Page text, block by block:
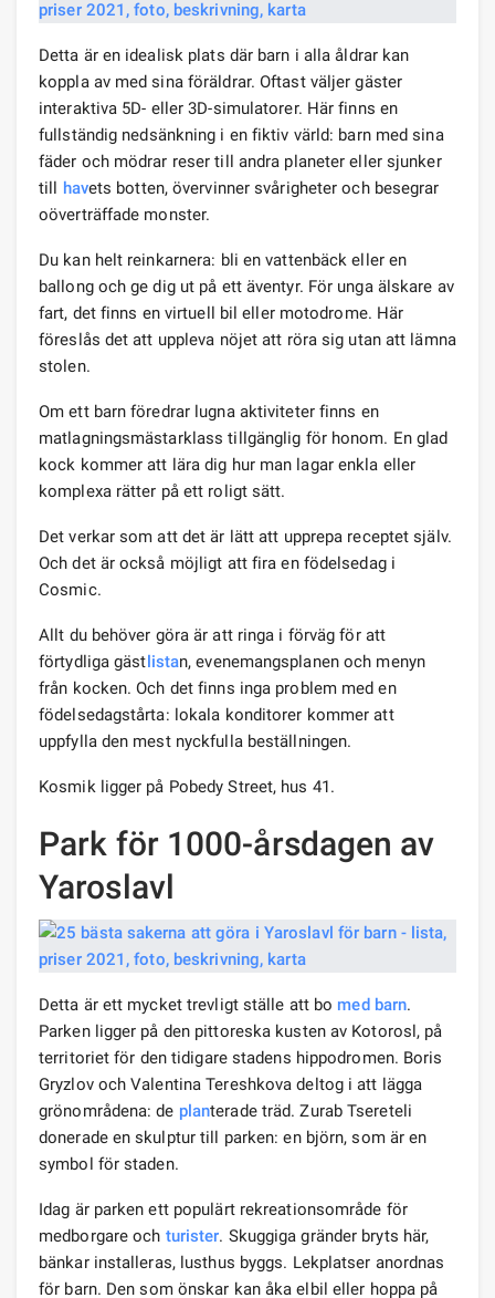
Detta är en idealisk plats där barn i alla åldrar kan
koppla av med sina föräldrar. Oftast väljer gäster
interaktiva 5D- eller 3D-simulatorer. Här finns en
fullständig nedsänkning i en fiktiv värld: barn med sina
fäder och mödrar reser till andra planeter eller sjunker
till havets botten, övervinner svårigheter och besegrar
oöverträffade monster.
Du kan helt reinkarnera: bli en vattenbäck eller en
ballong och ge dig ut på ett äventyr. För unga älskare av
fart, det finns en virtuell bil eller motodrome. Här
föreslås det att uppleva nöjet att röra sig utan att lämna
stolen.
Om ett barn föredrar lugna aktiviteter finns en
matlagningsmästarklass tillgänglig för honom. En glad
kock kommer att lära dig hur man lagar enkla eller
komplexa rätter på ett roligt sätt.
Det verkar som att det är lätt att upprepa receptet själv.
Och det är också möjligt att fira en födelsedag i
Cosmic.
Allt du behöver göra är att ringa i förväg för att
förtydliga gästlistan, evenemangsplanen och menyn
från kocken. Och det finns inga problem med en
födelsedagstårta: lokala konditorer kommer att
uppfylla den mest nyckfulla beställningen.
Kosmik ligger på Pobedy Street, hus 41.
Park för 1000-årsdagen av
Yaroslavl
Detta är ett mycket trevligt ställe att bo med barn.
Parken ligger på den pittoreska kusten av Kotorosl, på
territoriet för den tidigare stadens hippodromen. Boris
Gryzlov och Valentina Tereshkova deltog i att lägga
grönområdena: de planterade träd. Zurab Tsereteli
donerade en skulptur till parken: en björn, som är en
symbol för staden.
Idag är parken ett populärt rekreationsområde för
medborgare och turister. Skuggiga gränder bryts här,
bänkar installeras, lusthus byggs. Lekplatser anordnas
för barn. Den som önskar kan åka elbil eller hoppa på